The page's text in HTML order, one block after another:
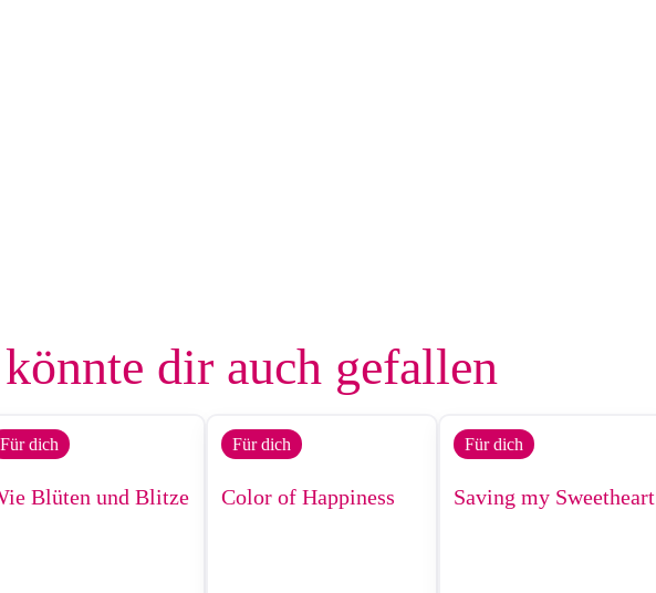
dir auch gefallen
Für dich
Blüten und Blitze
Für dich
Color of Happiness
Für dich
Saving my Sweetheart